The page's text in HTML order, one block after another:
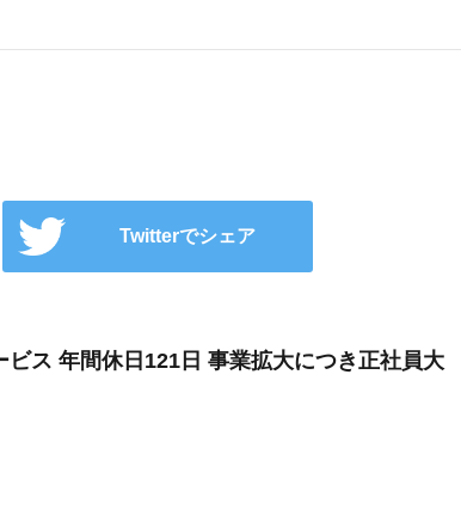
Twitterでシェア
ス 年間休日121日 事業拡大につき正社員大